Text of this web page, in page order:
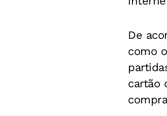
De
como
cartão